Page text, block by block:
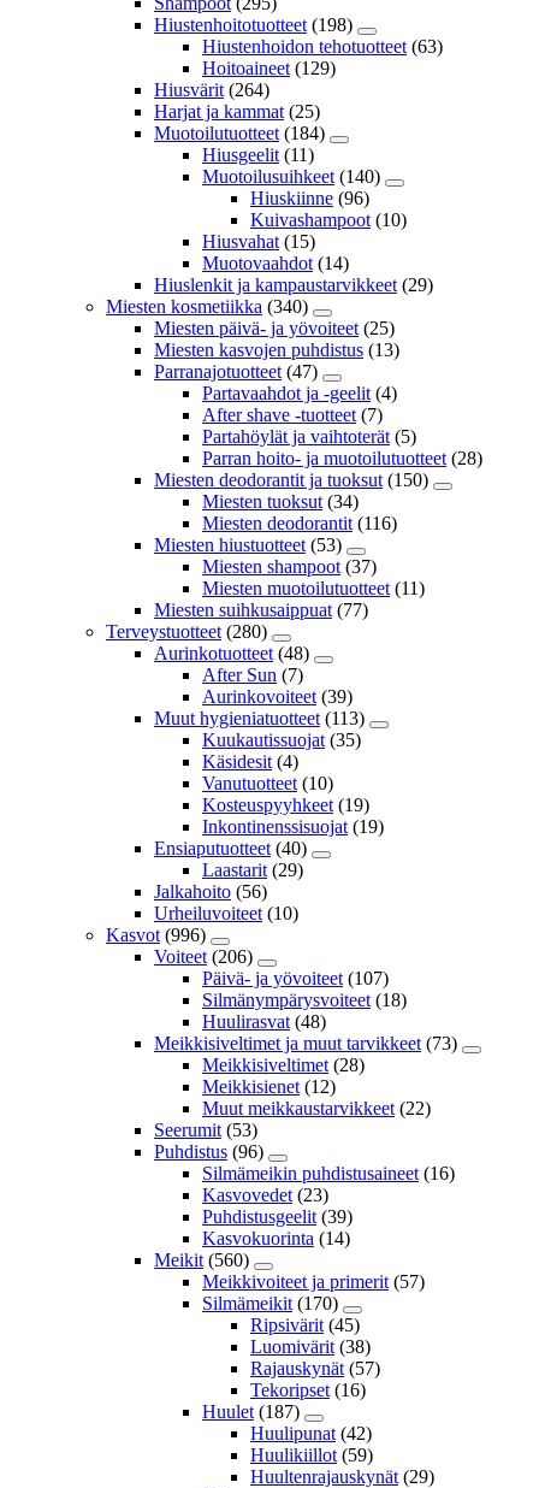
Hiustenhoitotuotteet (198)
Hiustenhoidon tehotuotteet (63)
Hoitoaineet (129)
Hiusvärit (264)
Harjat ja kammat (25)
Muotoilutuotteet (184)
Hiusgeelit (11)
Muotoilusuihkeet (140)
Hiuskiinne (96)
Kuivashampoot (10)
Hiusvahat (15)
Muotovaahdot (14)
Hiuslenkit ja kampaustarvikkeet (29)
Miesten kosmetiikka (340)
Miesten päivä- ja yövoiteet (25)
Miesten kasvojen puhdistus (13)
Parranajotuotteet (47)
Partavaahdot ja -geelit (4)
After shave -tuotteet (7)
Partahöylät ja vaihtoterät (5)
Parran hoito- ja muotoilutuotteet (28)
Miesten deodorantit ja tuoksut (150)
Miesten tuoksut (34)
Miesten deodorantit (116)
Miesten hiustuotteet (53)
Miesten shampoot (37)
Miesten muotoilutuotteet (11)
Miesten suihkusaippuat (77)
Terveystuotteet (280)
Aurinkotuotteet (48)
After Sun (7)
Aurinkovoiteet (39)
Muut hygieniatuotteet (113)
Kuukautissuojat (35)
Käsidesit (4)
Vanutuotteet (10)
Kosteuspyyhkeet (19)
Inkontinenssisuojat (19)
Ensiaputuotteet (40)
Laastarit (29)
Jalkahoito (56)
Urheiluvoiteet (10)
Kasvot (996)
Voiteet (206)
Päivä- ja yövoiteet (107)
Silmänympärysvoiteet (18)
Huulirasvat (48)
Meikkisiveltimet ja muut tarvikkeet (73)
Meikkisiveltimet (28)
Meikkisienet (12)
Muut meikkaustarvikkeet (22)
Seerumit (53)
Puhdistus (96)
Silmämeikin puhdistusaineet (16)
Kasvovedet (23)
Puhdistusgeelit (39)
Kasvokuorinta (14)
Meikit (560)
Meikkivoiteet ja primerit (57)
Silmämeikit (170)
Ripsivärit (45)
Luomivärit (38)
Rajauskynät (57)
Tekoripset (16)
Huulet (187)
Huulipunat (42)
Huulikiillot (59)
Huultenrajauskynät (29)